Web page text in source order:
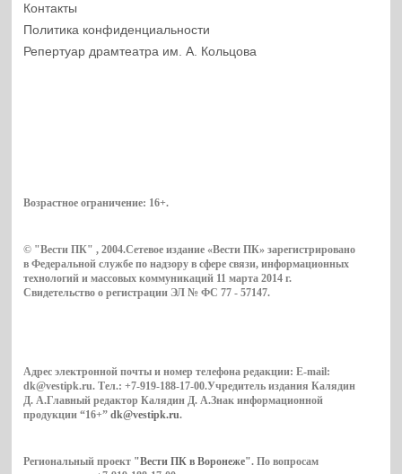
Контакты
Политика конфиденциальности
Репертуар драмтеатра им. А. Кольцова
Возрастное ограничение: 16+.
© "Вести ПК" , 2004.Сетевое издание «Вести ПК» зарегистрировано
в Федеральной службе по надзору в сфере связи, информационных
технологий и массовых коммуникаций 11 марта 2014 г.
Свидетельство о регистрации ЭЛ № ФС 77 - 57147.
Адрес электронной почты и номер телефона редакции: E-mail:
dk@vestipk.ru. Тел.: +7-919-188-17-00.Учредитель издания Калядин
Д. А.Главный редактор Калядин Д. А.Знак информационной
продукции “16+”dk@vestipk.ru.
Региональный проект "Вести ПК в Воронеже". По вопросам